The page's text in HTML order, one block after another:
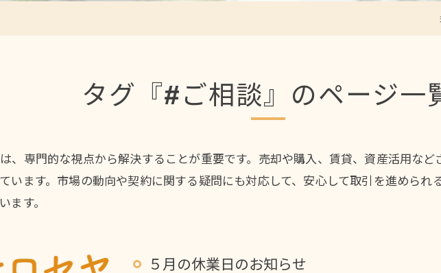
タグ『#ご相談』のページ一
、専門的な視点から解決することが重要です。売却や購入、賃貸、資産活用な
います。市場の動向や契約に関する疑問にも対応して、安心して取引を進められ
ます。
５月の休業日のお知らせ